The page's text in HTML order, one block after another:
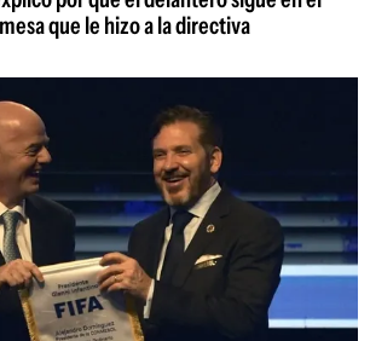
que le hizo a la directiva